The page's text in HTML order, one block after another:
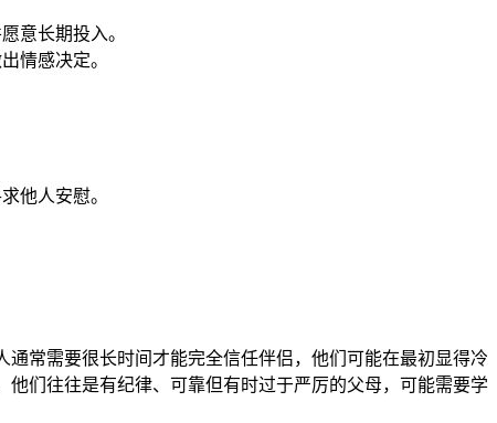
意长期投入。
情感决定。
他人安慰。
常需要很长时间才能完全信任伴侣，他们可能在最初显得冷
们往往是有纪律、可靠但有时过于严厉的父母，可能需要学